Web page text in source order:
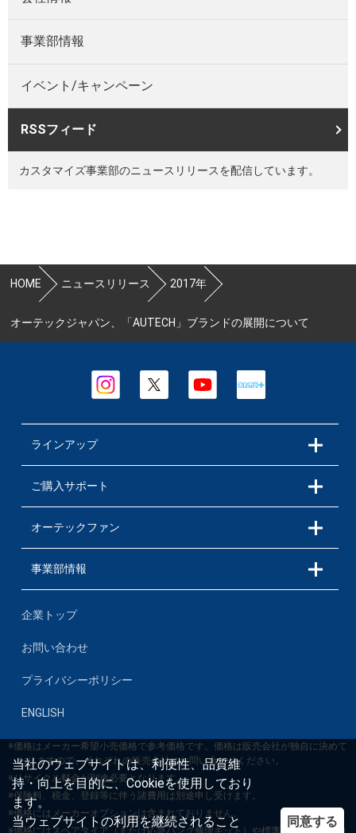
当社のウェブサイトは、利便性、品質維
持・向上を目的に、Cookieを使用しており
ます。
当ウェブサイトの利用を継続されること
同意する
事業部情報
イベント/キャンペーン
RSSフィード
カスタマイズ事業部のニュースリリースを配信しています。
HOME ニュースリリース 2017年
オーテックジャパン、「AUTECH」ブランドの展開について
ラインアップ
ご購入サポート
オーテックファン
事業部情報
企業トップ
お問い合わせ
プライバシーポリシー
ENGLISH
※価格はメーカー希望小売価格で参考価格です。価格は販売会社が独自に決めて
おりますので、それぞれの販売会社にお問い合わせください。
※リサイクル料金が別途必要となります。
※保険料、税金、登録等に伴う諸費用は別途申し受けます。
※価格にはメーカーオプションは含まれておりません。